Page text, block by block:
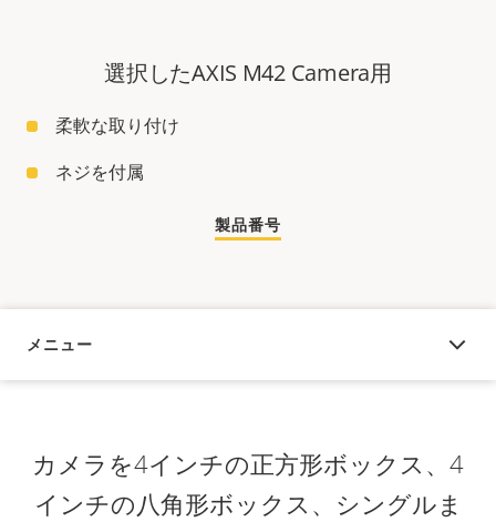
選択したAXIS M42 Camera用
柔軟な取り付け
ネジを付属
製品番号
メニュー
概要
カメラを4インチの正方形ボックス、4
インチの八角形ボックス、シングルま